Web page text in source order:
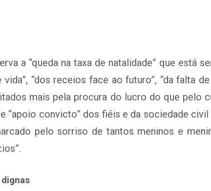
a “queda na taxa de natalidade” que está
“dos receios face ao futuro”, “da falta
mais pela procura do lucro do que pelo
“apoio convicto” dos fiéis e da sociedade
pelo sorriso de tantos meninos e